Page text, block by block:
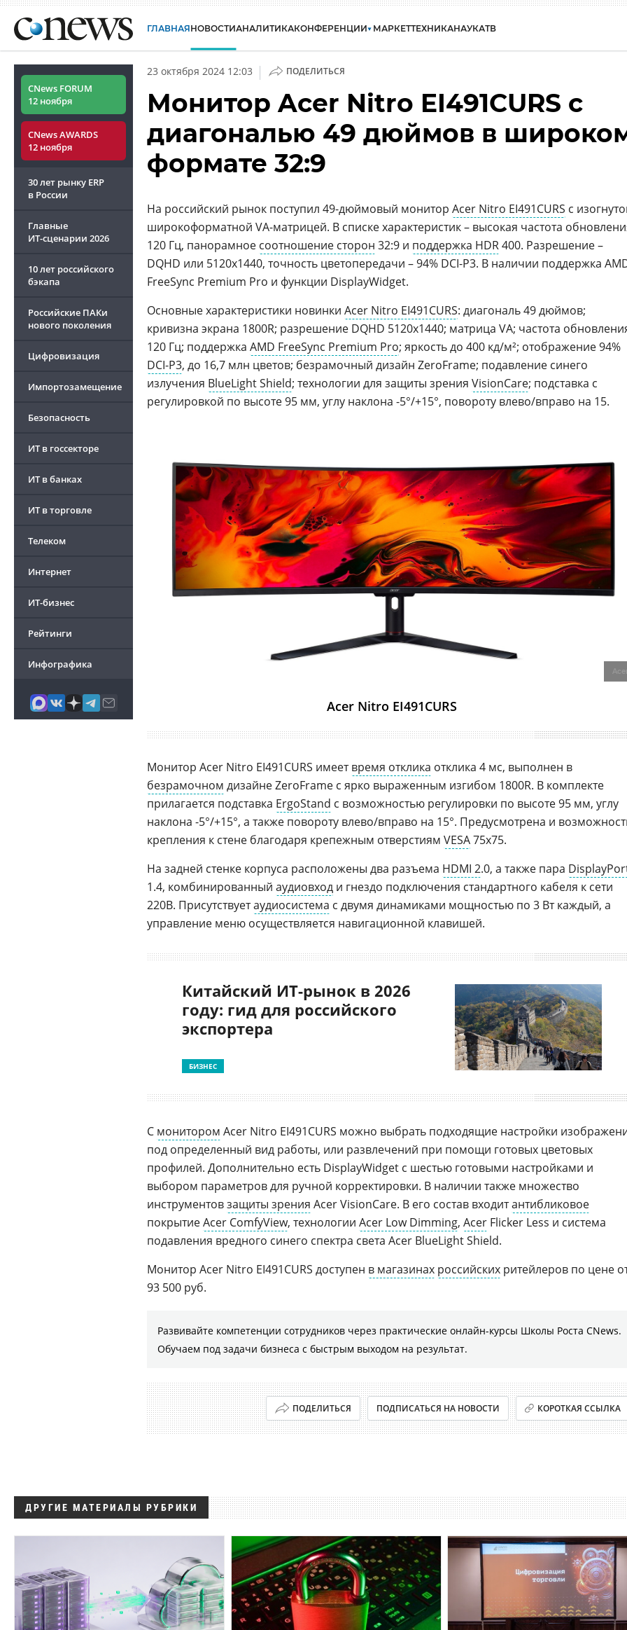
ГЛАВНАЯНОВОСТИАНАЛИТИКАКОНФЕРЕНЦИИ МАРКЕТТЕХНИКАНАУКАТВ
CNews FORUM
12 ноября
CNews AWARDS
12 ноября
30 лет рынку ERP
в России
Главные
ИТ-сценарии 2026
10 лет российского
бэкапа
Российские ПАКи
нового поколения
Цифровизация
Импортозамещение
Безопасность
ИТ в госсекторе
ИТ в банках
ИТ в торговле
Телеком
Интернет
ИТ-бизнес
Рейтинги
Инфографика
23 октября 2024 12:03 | ПОДЕЛИТЬСЯ
Монитор Acer Nitro EI491CURS с
диагональю 49 дюймов в
формате 32:9
На российский рынок поступил 49-дюймовый монитор Acer Nitro EI491CURS с
широкоформатной VA-матрицей. В списке характеристик – высокая частота
120 Гц, панорамное соотношение сторон 32:9 и поддержка HDR400. Разрешение –
DQHD или 5120x1440, точность цветопередачи – 94% DCI-P3. В наличии поддержка
FreeSync Premium Pro и функции DisplayWidget.
Основные характеристики новинки Acer Nitro EI491CURS: диагональ 49 дюймов;
кривизна экрана 1800R; разрешение DQHD 5120x1440; матрица VA; частота
120 Гц; поддержка AMD FreeSync Premium Pro; яркость до 400 кд/м²; отображение 94%
DCI-P3, до 16,7 млн цветов; безрамочный дизайн ZeroFrame; подавление синего
излучения BlueLight Shield; технологии для защиты зрения VisionCare; подставка с
регулировкой по высоте 95 мм, углу наклона -5°/+15°, повороту влево/вправо на 15.
Acer Nitro EI491CURS
Монитор Acer Nitro EI491CURS имеетвремя отклика отклика 4 мс, выполнен в
безрамочном дизайне ZeroFrame с ярко выраженным изгибом 1800R. В комплекте
прилагается подставка ErgoStand с возможностью регулировки по высоте 95 мм, углу
наклона -5°/+15°, а также повороту влево/вправо на 15°. Предусмотрена и
крепления к стене благодаря крепежным отверстиям VESA75x75.
На задней стенке корпуса расположены два разъема HDMI 2.0, а также пара
1.4, комбинированный аудиовход и гнездо подключения стандартного кабеля к сети
220В. Присутствуетаудиосистема с двумя динамиками мощностью по 3 Вт каждый, а
управление меню осуществляется навигационной клавишей.
Китайский ИТ-рынок в 2026
году: гид для российского
экспортера
БИЗНЕС
С монитором Acer Nitro EI491CURS можно выбрать подходящие настройки
под определенный вид работы, или развлечений при помощи готовых цветовых
профилей. Дополнительно есть DisplayWidget с шестью готовыми настройками и
выбором параметров для ручной корректировки. В наличии также множество
инструментовзащиты зрения Acer VisionCare. В его состав входитантибликовое
покрытиеAcer ComfyView, технологии Acer Low Dimming, Acer Flicker Less и система
подавления вредного синего спектра света Acer BlueLight Shield.
Монитор Acer Nitro EI491CURS доступен в магазинах российских ритейлеров по цене
93 500 руб.
Развивайте компетенции сотрудников через практические онлайн-курсы Школы Роста CNews.
Обучаем под задачи бизнеса с быстрым выходом на результат.
ПОДЕЛИТЬСЯ ПОДПИСАТЬСЯ НА НОВОСТИ КОРОТКАЯ ССЫЛКА
ДРУГИЕ МАТЕРИАЛЫ РУБРИКИ